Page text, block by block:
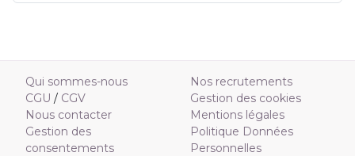
Qui sommes-nous
CGU / CGV
Nous contacter
Gestion des
consentements
Nos recrutements
Gestion des cookies
Mentions légales
Politique Données
Personnelles